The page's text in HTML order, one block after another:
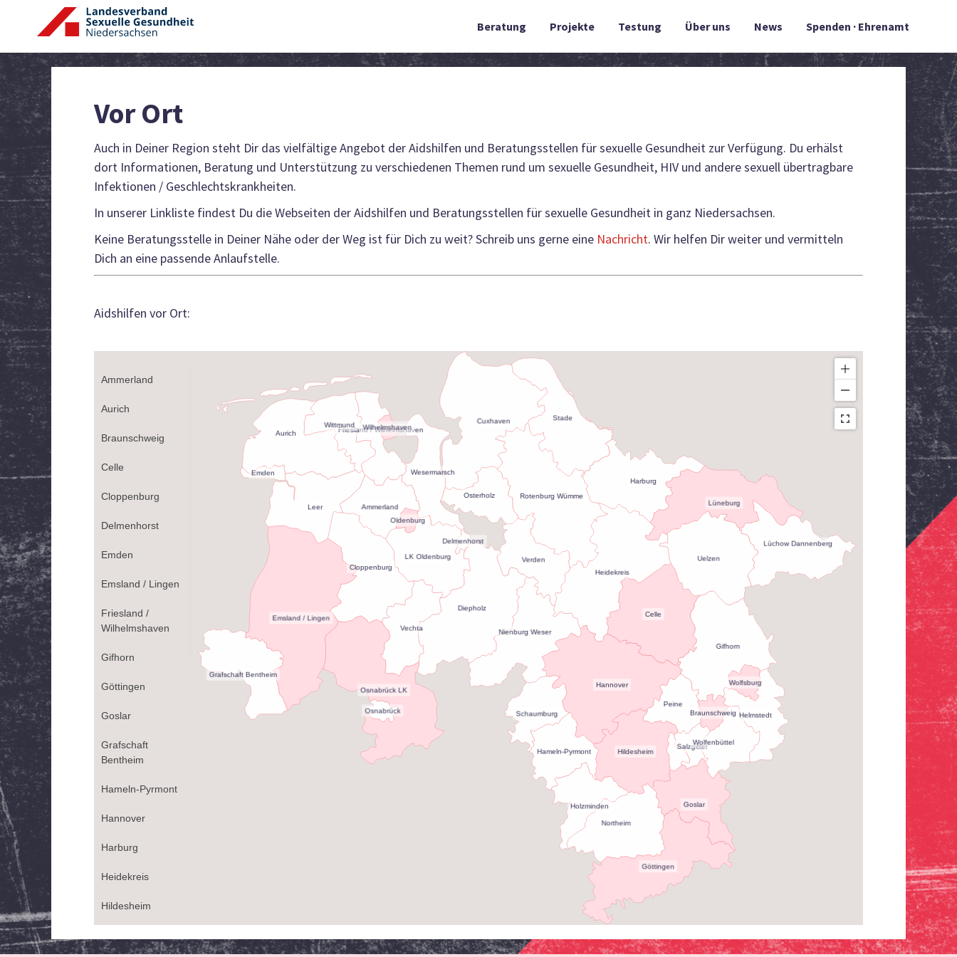
Beratung Projekte Testung Über uns News Spenden · Ehrenamt
Vor Ort
Auch in Deiner Region steht Dir das vielfältige Angebot der Aidshilfen und Beratungsstellen für sexuelle Gesundheit zur Verfügung. Du erhälst
dort Informationen, Beratung und Unterstützung zu verschiedenen Themen rund um sexuelle Gesundheit, HIV und andere sexuell übertragbare
Infektionen / Geschlechtskrankheiten.
In unserer Linkliste findest Du die Webseiten der Aidshilfen und Beratungsstellen für sexuelle Gesundheit in ganz Niedersachsen.
Keine Beratungsstelle in Deiner Nähe oder der Weg ist für Dich zu weit? Schreib uns gerne eine Nachricht. Wir helfen Dir weiter und vermitteln
Dich an eine passende Anlaufstelle.
Aidshilfen vor Ort: